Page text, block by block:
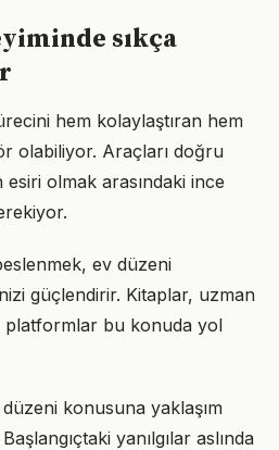
sıkça
hem kolaylaştıran hem
olabiliyor. Araçları doğru
olmak arasındaki ince
ev düzeni
güçlendirir. Kitaplar, uzman
platformlar bu konuda yol
konusuna yaklaşım
yanılgılar aslında